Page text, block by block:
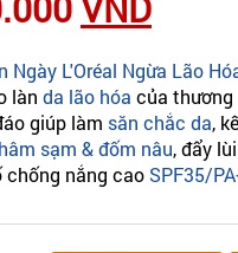
VND
Ngày L'Oréal Ngừa Lão
làn da lão hóa của thương
giúp làm săn chắc da,
sạm & đốm nâu, đẩy
chống nắng cao SPF35/